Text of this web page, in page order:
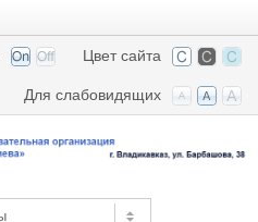
Цвет сайта
Для слабовидящих